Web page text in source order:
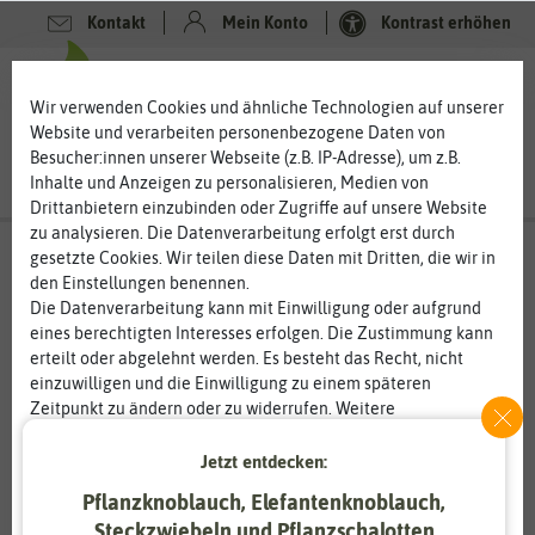
Kontakt Mein Konto Kontrast erhöhen
-80%
Wir verwenden Cookies und ähnliche Technologien auf unserer
Website und verarbeiten personenbezogene Daten von
Besucher:innen unserer Webseite (z.B. IP-Adresse), um z.B.
Inhalte und Anzeigen zu personalisieren, Medien von
Drittanbietern einzubinden oder Zugriffe auf unsere Website
zu analysieren. Die Datenverarbeitung erfolgt erst durch
gesetzte Cookies. Wir teilen diese Daten mit Dritten, die wir in
den Einstellungen benennen.
Die Datenverarbeitung kann mit Einwilligung oder aufgrund
eines berechtigten Interesses erfolgen. Die Zustimmung kann
erteilt oder abgelehnt werden. Es besteht das Recht, nicht
einzuwilligen und die Einwilligung zu einem späteren
Zeitpunkt zu ändern oder zu widerrufen. Weitere
Informationen zur Verwendung personenbezogener Daten und
den Diensten erklären wir in unsererDaten­schutz­erklärung
Essenziell Statistik
Jetzt entdecken:
Pflanzknoblauch, Elefantenknoblauch,